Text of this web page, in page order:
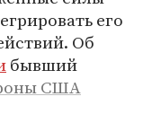
его
Об
бывший
США